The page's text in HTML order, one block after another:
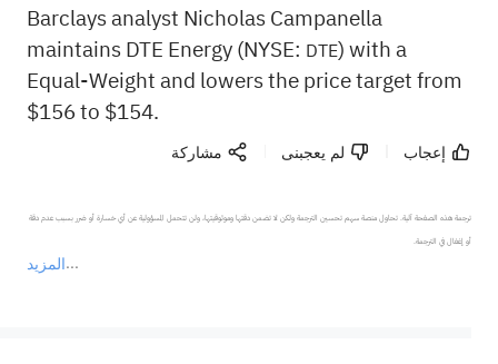
Barclays analyst Nicholas Campanella
maintains DTE Energy (NYSE: DTE) with a
Equal-Weight and lowers the price target from
$156 to $154.
إعجاب لم يعجبنى مشاركة
المزيد
ترجمة هذه الصفحة آلية. تحاول منصة سهم تحسين الترجمة ولكن لا تضمن دقتها وموثوقيتها، ولن تتحمل المسؤولية عن أي خسارة أو ضرر بسبب عدم دقة
أو إغفال في الترجمة.